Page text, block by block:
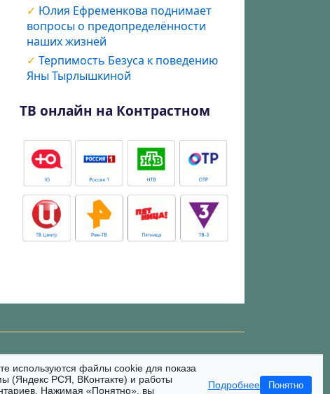
Юлия Ефременкова поднимает
вопросы о предопределённости
наших жизней
Терпимость Безуса к поведению
Яны Тырлышкиной
ТВ онлайн на Контрастном
используются файлы cookie для показа
(Яндекс РСЯ, ВКонтакте) и работы
Нажимая «Понятно», вы
Подробнее Понятно